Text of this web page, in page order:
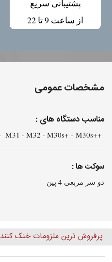
پشتیبانی سریع
از ساعت 9 تا 22
مشخصات عمومی
مناسب دستگاه های :
++M31 - M32 - M30s+ - M30s - ...
سوکت ها :
دو سر مربعی 4 پین
پرفروش ترین ملزومات خنک